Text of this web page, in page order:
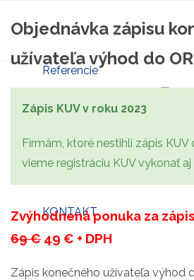
Referencie
O nás
Cenník
KONTAKT
SroOnline.sk
Založenie s.r.o. online
Objednávka zápisu
užívateľa výhod do OR
Zápis KUV v roku 2023
Firmám, ktoré nestihli zápis KUV
vieme registráciu KUV vykonať aj
Zvýhodnená ponuka za
69 € 49 € + DPH
Zápis konečného užívateľa výhod